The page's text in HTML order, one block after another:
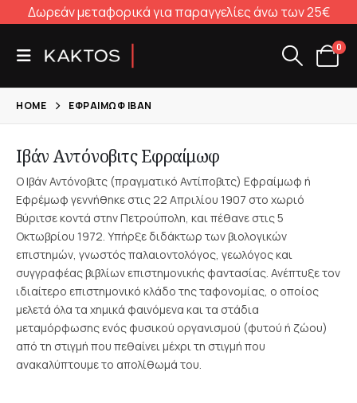
Δωρεάν μεταφορικά για παραγγελίες άνω των 25€
0
HOME ΕΦΡΑΊΜΩΦ ΙΒΆΝ
Ιβάν Αντόνοβιτς Εφραίμωφ
Ο Ιβάν Αντόνοβιτς (πραγματικό Αντίποβιτς) Εφραίμωφ ή
Εφρέμωφ γεννήθηκε στις 22 Απριλίου 1907 στο χωριό
Βύριτσε κοντά στην Πετρούπολη, και πέθανε στις 5
Οκτωβρίου 1972. Υπήρξε διδάκτωρ των βιολογικών
επιστημών, γνωστός παλαιοντολόγος, γεωλόγος και
συγγραφέας βιβλίων επιστημονικής φαντασίας. Ανέπτυξε τον
ιδιαίτερο επιστημονικό κλάδο της ταφονομίας, ο οποίος
μελετά όλα τα χημικά φαινόμενα και τα στάδια
μεταμόρφωσης ενός φυσικού οργανισμού (φυτού ή ζώου)
από τη στιγμή που πεθαίνει μέχρι τη στιγμή που
ανακαλύπτουμε το απολίθωμά του.